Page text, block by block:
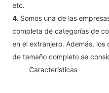
etc.
4. Somos una de las
completa de categorías de
en el extranjero. Además,
de tamaño completo se
Características